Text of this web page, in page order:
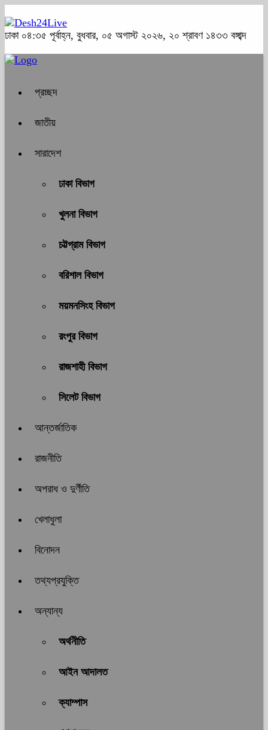
ঢাকা ০৪:৩৫ পূর্বাহ্ন, বুধবার, ০৫ অগাস্ট ২০২৬, ২০ শ্রাবণ ১৪৩৩ বঙ্গাব্দ
প্রচ্ছদ
জাতীয়
সারাদেশ
ঢাকা বিভাগ
খুলনা বিভাগ
চট্টগ্রাম বিভাগ
বরিশাল বিভাগ
ময়মনসিংহ বিভাগ
রংপুর বিভাগ
রাজশাহী বিভাগ
সিলেট বিভাগ
আন্তর্জাতিক
রাজনীতি
অপরাধ ও দুর্ণীতি
খেলাধুলা
বিনোদন
তথ্যপ্রযুক্তি
অন্যান্য
অর্থনীতি
আইন আদালত
ক্যাম্পাস